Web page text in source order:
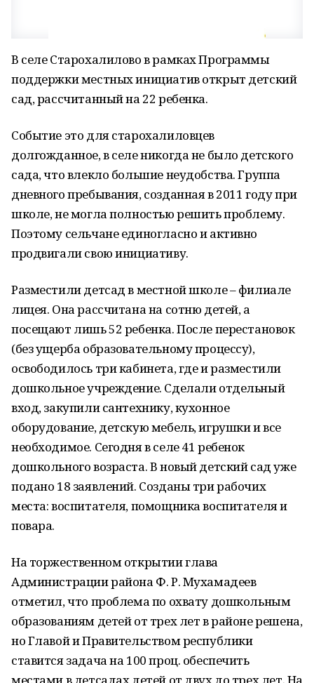
В селе Старохалилово в рамках Программы
поддержки местных инициатив открыт детский
сад, рассчитанный на 22 ребенка.
Событие это для старохалиловцев
долгожданное, в селе никогда не было детского
сада, что влекло большие неудобства. Группа
дневного пребывания, созданная в 2011 году при
школе, не могла полностью решить проблему.
Поэтому сельчане единогласно и активно
продвигали свою инициативу.
Разместили детсад в местной школе – филиале
лицея. Она рассчитана на сотню детей, а
посещают лишь 52 ребенка. После перестановок
(без ущерба образовательному процессу),
освободилось три кабинета, где и разместили
дошкольное учреждение. Сделали отдельный
вход, закупили сантехнику, кухонное
оборудование, детскую мебель, игрушки и все
необходимое. Сегодня в селе 41 ребенок
дошкольного возраста. В новый детский сад уже
подано 18 заявлений. Созданы три рабочих
места: воспитателя, помощника воспитателя и
повара.
На торжественном открытии глава
Администрации района Ф. Р. Мухамадеев
отметил, что проблема по охвату дошкольным
образованиям детей от трех лет в районе решена,
но Главой и Правительством республики
ставится задача на 100 проц. обеспечить